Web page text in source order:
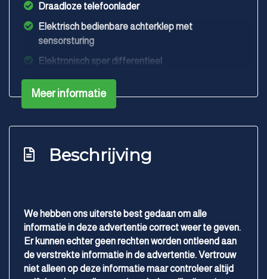
Draadloze telefoonlader
Elektrisch bedienbare achterklep met
sensorsturing
Elektronisch sper differentieel
Elektronisch stabiliteits programma
Hoofd airbag(s) voor
Knie airbag(s)
Kunstlederen interieurdelen
Led mistlampen
Meer informatie
Beschrijving
We hebben ons uiterste best gedaan om alle
informatie in deze advertentie correct weer te geven.
Er kunnen echter geen rechten worden ontleend aan
de verstrekte informatie in de advertentie. Vertrouw
niet alleen op deze informatie maar controleer altijd